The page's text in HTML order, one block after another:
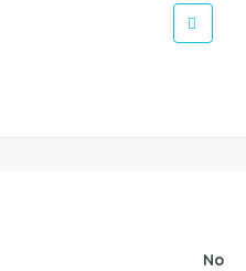
No